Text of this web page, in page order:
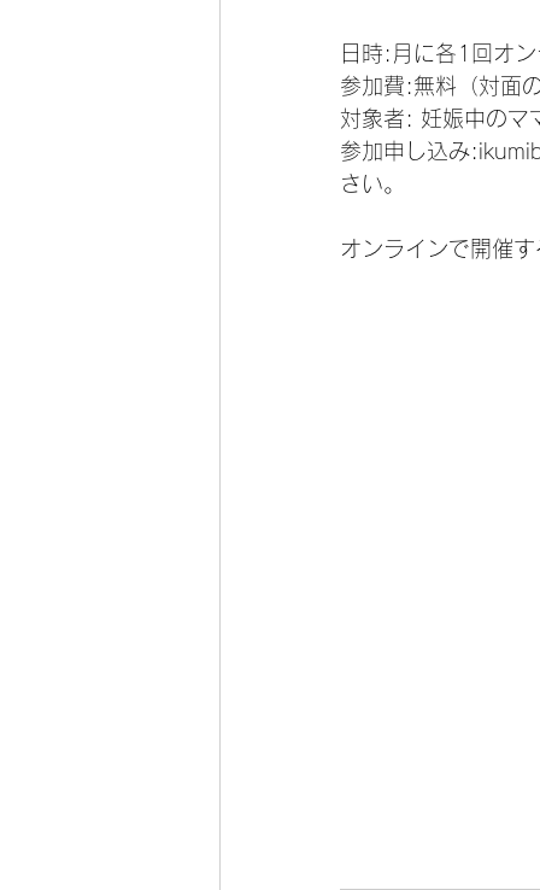
日時:月に各1回オ
参加費:無料（対面
対象者: 妊娠中のマ
参加申し込み
さい。
オンラインで開催